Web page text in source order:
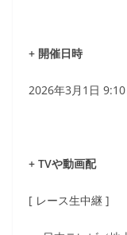
+ 開催日時
2026年3月1日
+ TVや動画配
[ レース生中継 ]